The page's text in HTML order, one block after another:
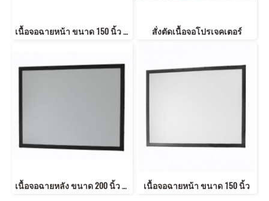
เนื้อจอฉายหน้า ขนาด 150 นิ้ว ตอกตาไก่ สีดำ สั่งตัดเนื้อจอโปรเจคเตอร์
เนื้อจอฉายหลัง ขนาด 200 นิ้ว 16:9 2.49x4.43 m 16:9 ตอกตาไก่ (Eyelets) เนื้อจอฉายหน้า ขนาด 150 นิ้ว